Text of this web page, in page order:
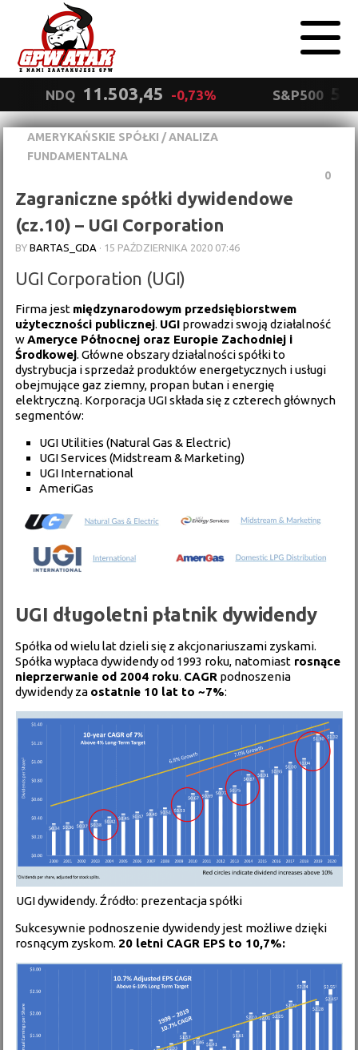
NDQ 11.503,45 -0,73% S&P500
AMERYKAŃSKIE SPÓŁKI /ANALIZA
FUNDAMENTALNA
0
Zagraniczne spółki dywidendowe
(cz.10) – UGI Corporation
BYBARTAS_GDA · 15 PAŹDZIERNIKA 2020 07:46
UGI Corporation (UGI)
Firma jest międzynarodowym przedsiębiorstwem
użyteczności publicznej. UGI prowadzi swoją działalność
wAmeryce Północnej oraz Europie Zachodniej i
Środkowej. Główne obszary działalności spółki to
dystrybucja i sprzedaż produktów energetycznych i usługi
obejmujące gaz ziemny, propan butan i energię
elektryczną. Korporacja UGI składa się z czterech głównych
segmentów:
UGI Utilities (Natural Gas & Electric)
UGI Services (Midstream & Marketing)
UGI International
AmeriGas
UGI długoletni płatnik dywidendy
Spółka od wielu lat dzieli się z akcjonariuszami zyskami.
Spółka wypłaca dywidendy od 1993 roku, natomiast rosnące
nieprzerwanie od 2004 roku. CAGR podnoszenia
dywidendy za ostatnie 10 lat to ~7%:
UGI dywidendy. Źródło: prezentacja spółki
Sukcesywnie podnoszenie dywidendy jest możliwe dzięki
rosnącym zyskom. 20 letni CAGR EPS to 10,7%:
prywatności